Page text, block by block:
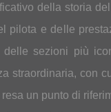
della storia
pilota e delle
delle sezioni più
straordinaria, con
un punto di